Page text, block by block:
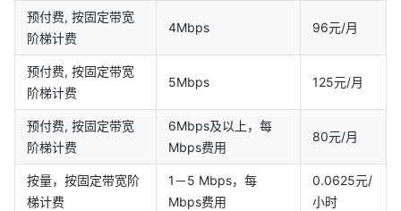
预付费, 按固定带宽
阶梯计费
4Mbps 96元/月
预付费, 按固定带宽
阶梯计费
5Mbps 125元/月
预付费, 按固定带宽
阶梯计费
6Mbps及以上，每
Mbps费用
80元/月
按量，按固定带宽阶
梯计费
1－5 Mbps，每
Mbps费用
0.0625元/
小时